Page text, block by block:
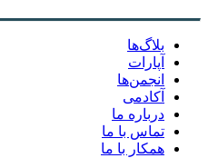
بلاگ‌ها
آپارات
انجمن‌ها
آکادمی
درباره ما
تماس با ما
همکار با ما